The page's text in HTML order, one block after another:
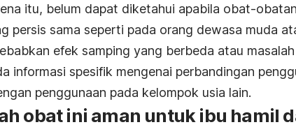
itu, belum dapat diketahui apabila obat-
persis sama seperti pada orang dewasa muda
efek samping yang berbeda atau
informasi spesifik mengenai perbandingan
penggunaan pada kelompok usia lain.
obat ini aman untuk ibu hamil